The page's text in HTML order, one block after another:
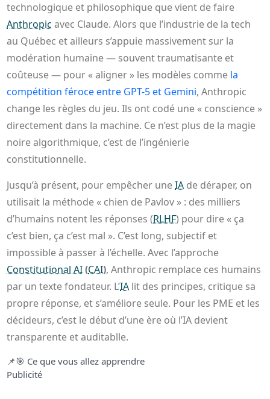
technologique et philosophique que vient de faire
Anthropic avec Claude. Alors que l’industrie de la tech
au Québec et ailleurs s’appuie massivement sur la
modération humaine — souvent traumatisante et
coûteuse — pour « aligner » les modèles comme la
compétition féroce entre GPT-5 et Gemini, Anthropic
change les règles du jeu. Ils ont codé une « conscience »
directement dans la machine. Ce n’est plus de la magie
noire algorithmique, c’est de l’ingénierie
constitutionnelle.
Jusqu’à présent, pour empêcher uneIA de déraper, on
utilisait la méthode « chien de Pavlov » : des milliers
d’humains notent les réponses (RLHF) pour dire « ça
c’est bien, ça c’est mal ». C’est long, subjectif et
impossible à passer à l’échelle. Avec l’approche
Constitutional AI(CAI), Anthropic remplace ces humains
par un texte fondateur. L’IA lit des principes, critique sa
propre réponse, et s’améliore seule. Pour les PME et les
décideurs, c’est le début d’une ère où l’IA devient
transparente et auditablle.
📌 🎯 Ce que vous allez apprendre
Publicité